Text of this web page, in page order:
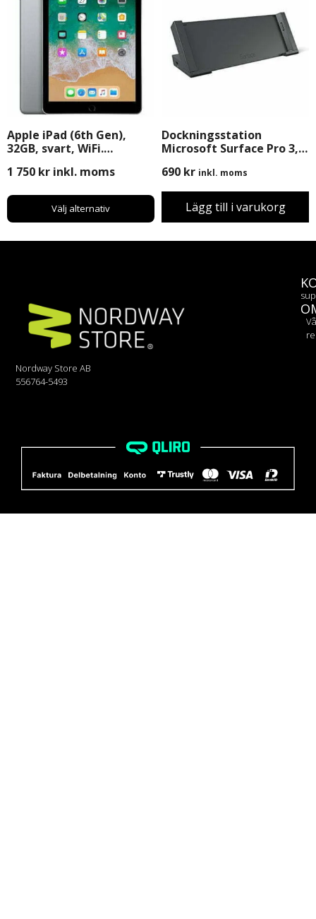
Apple iPad (6th Gen),
32GB, svart, WiFi.
1 750 kr inkl. moms
Välj alternativ
Dockningsstation
Microsoft Surface Pro 3,
690 kr inkl. moms
Lägg till i varukorg
Nordway Store AB
556764-5493